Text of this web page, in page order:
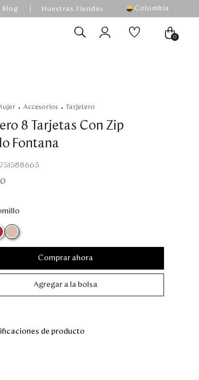
Blog Nuestras Tiendas Colombia
0
mujer accesorios tarjetero
8 Tarjetas Con Zip
Fontana
Comprar ahora
Agregar a la bolsa
de producto